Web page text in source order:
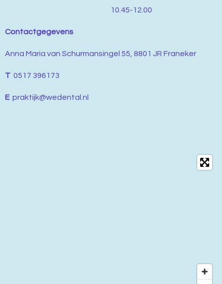
10.45-12.00
Contactgegevens
Anna Maria van Schurmansingel 55, 8801 JR Franeker
T 0517 396173
Epraktijk@wedental.nl